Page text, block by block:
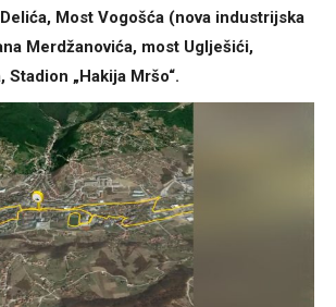
Most Vogošća (nova industrijska
Merdžanovića, most Uglješići,
Stadion „Hakija Mršo“.